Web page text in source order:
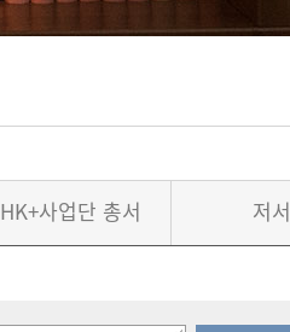
HK+사업단 총서 저서